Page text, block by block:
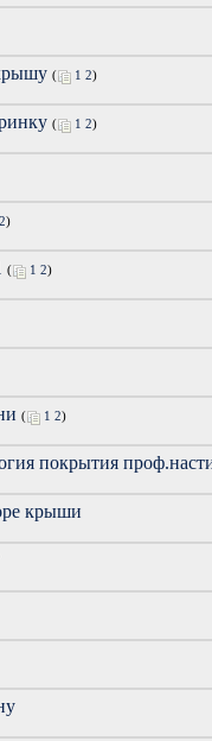
( 1 2)
( 1 2)
2)
( 1 2)
( 1 2)
покрытия
крыши